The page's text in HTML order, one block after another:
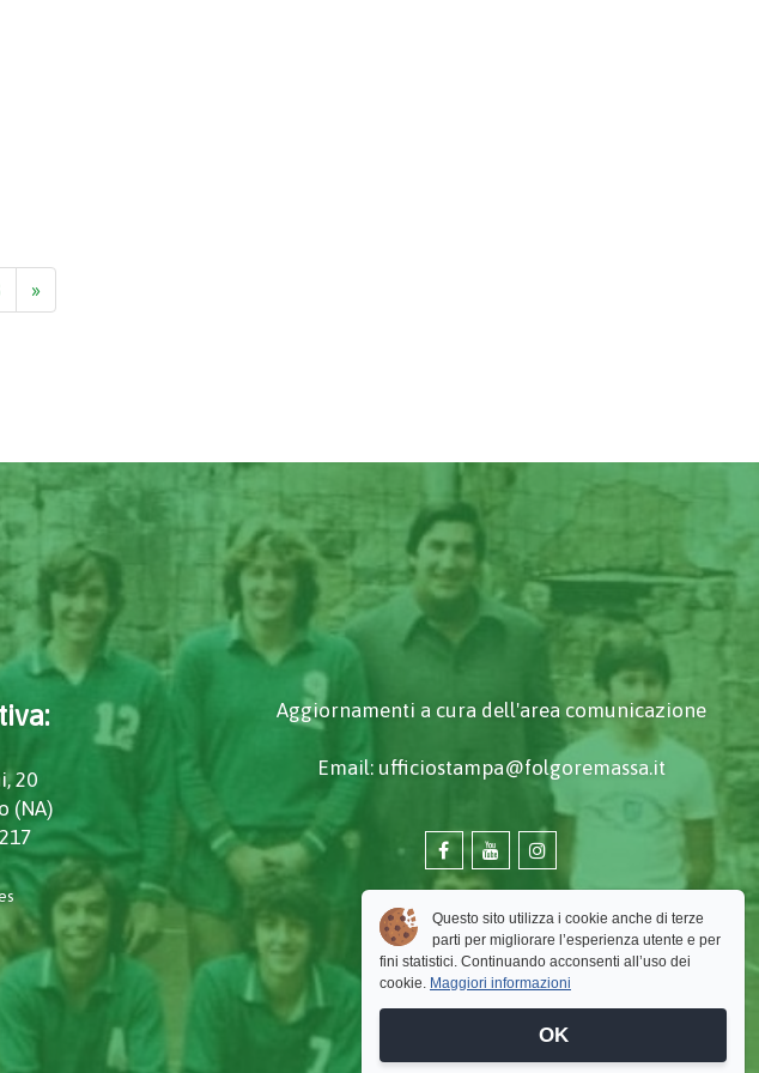
»
20
(NA)
Aggiornamenti a cura dell'area comunicazione
Email: ufficiostampa@folgoremassa.it
Questo sito utilizza i cookie anche di terze
parti per migliorare l’esperienza utente e per
fini statistici. Continuando acconsenti all’uso dei
cookie. Maggiori informazioni
OK